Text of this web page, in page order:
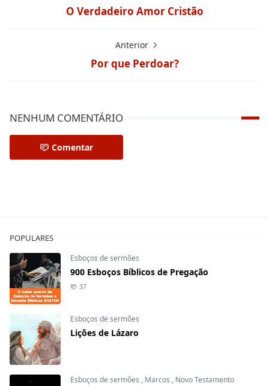
O Verdadeiro Amor Cristão
Anterior
Por que Perdoar?
NENHUM COMENTÁRIO
Comentar
POPULARES
Esboços de sermões
900 Esboços Bíblicos de Pregação
37
Esboços de sermões
Lições de Lázaro
Esboços de sermões , Marcos , Novo Testamento